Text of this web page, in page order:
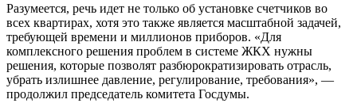
Разумеется, речь идет не только об установке счетчиков во
всех квартирах, хотя это также является масштабной задачей,
требующей времени и миллионов приборов. «Для
комплексного решения проблем в системе ЖКХ нужны
решения, которые позволят разбюрократизировать отрасль,
убрать излишнее давление, регулирование, требования», —
продолжил председатель комитета Госдумы.